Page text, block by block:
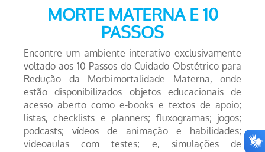
MORTE MATERNA E 10
PASSOS
Encontre um ambiente interativo exclusivamente
voltado aos 10 Passos do Cuidado Obstétrico para
Redução da Morbimortalidade Materna, onde
estão disponibilizados objetos educacionais de
acesso aberto como e-books e textos de apoio;
listas, checklists e planners; fluxogramas; jogos;
podcasts; vídeos de animação e habilidades;
videoaulas com testes; e, simulações de